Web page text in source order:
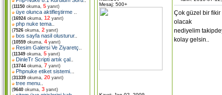
(11150 okuma, 5 yanıt)
üye olunca aktifleştirme
(16924 okuma, 12 yanıt)
php nuke tema
(7526 okuma, 2 yanıt)
bos sayfa nasil olusturur..
(10559 okuma, 4 yanıt)
Resim Galersi Ve Ziyaretç
(11349 okuma, 5 yanıt)
DinleTr Scripti artık çal
(13744 okuma, 7 yanıt)
Phpnuke etiket sistemi.
(31339 okuma, 20 yanıt)
tree menu
(9640 okuma, 3 yanıt)
Mesaj: 500+
Çok güzel bir fikir
olacak
nediyelim
kolay gelsin..